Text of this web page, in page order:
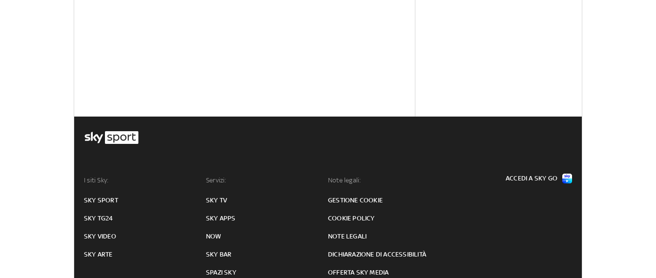
I siti Sky:
SKY SPORT
SKY TG24
SKY VIDEO
SKY ARTE
Servizi:
SKY TV
SKY APPS
NOW
SKY BAR
SPAZI SKY
Note legali:
GESTIONE COOKIE
COOKIE POLICY
NOTE LEGALI
DICHIARAZIONE DI ACCESSIBILITÀ
OFFERTA SKY MEDIA
ACCEDI A SKY GO